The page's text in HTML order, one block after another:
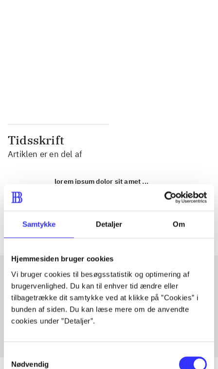
Samtykke Detaljer Om
Hjemmesiden bruger cookies
Vi bruger cookies til besøgsstatistik og optimering af
brugervenlighed. Du kan til enhver tid ændre eller
tilbagetrække dit samtykke ved at klikke på ”Cookies” i
bunden af siden. Du kan læse mere om de anvendte
cookies under ”Detaljer”.
Nødvendig
Tidsskrift
Artiklen er en del af
lorem ipsum dolor sit amet ...
Artikler med samme emner
Fra